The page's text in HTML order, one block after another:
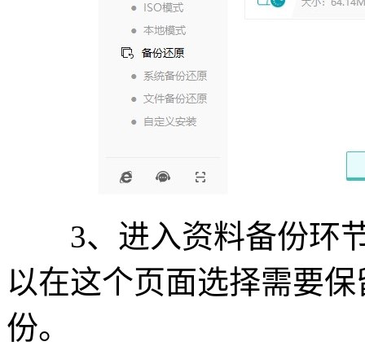
3、进入资料备份环节
以在这个页面选择需要
份。